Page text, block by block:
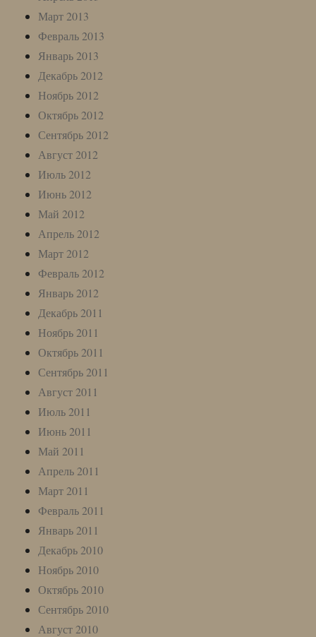
Март 2013
Февраль 2013
Январь 2013
Декабрь 2012
Ноябрь 2012
Октябрь 2012
Сентябрь 2012
Август 2012
Июль 2012
Июнь 2012
Май 2012
Апрель 2012
Март 2012
Февраль 2012
Январь 2012
Декабрь 2011
Ноябрь 2011
Октябрь 2011
Сентябрь 2011
Август 2011
Июль 2011
Июнь 2011
Май 2011
Апрель 2011
Март 2011
Февраль 2011
Январь 2011
Декабрь 2010
Ноябрь 2010
Октябрь 2010
Сентябрь 2010
Август 2010